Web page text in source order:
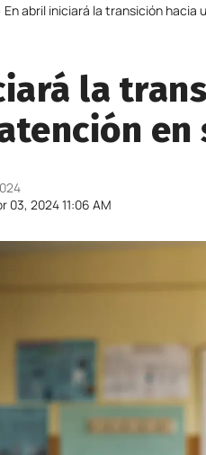
En abril iniciará la transición hacia
la
2024 11:06 AM